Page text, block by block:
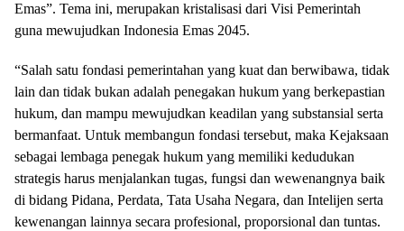
Emas”. Tema ini, merupakan kristalisasi dari Visi Pemerintah
guna mewujudkan Indonesia Emas 2045.
“Salah satu fondasi pemerintahan yang kuat dan berwibawa, tidak
lain dan tidak bukan adalah penegakan hukum yang berkepastian
hukum, dan mampu mewujudkan keadilan yang substansial serta
bermanfaat. Untuk membangun fondasi tersebut, maka Kejaksaan
sebagai lembaga penegak hukum yang memiliki kedudukan
strategis harus menjalankan tugas, fungsi dan wewenangnya baik
di bidang Pidana, Perdata, Tata Usaha Negara, dan Intelijen serta
kewenangan lainnya secara profesional, proporsional dan tuntas.